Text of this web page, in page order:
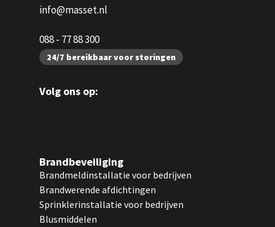
info@masset.nl
088 - 77 88 300
24/7 bereikbaar voor storingen
Volg ons op:
Brandbeveiliging
Brandmeldinstallatie voor bedrijven
Brandwerende afdichtingen
Sprinklerinstallatie voor bedrijven
Blusmiddelen